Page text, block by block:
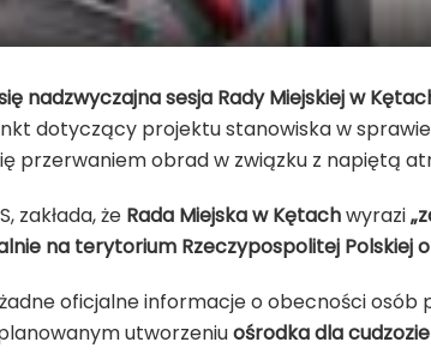
nadzwyczajna sesja Rady Miejskiej w
dotyczący projektu stanowiska w
przerwaniem obrad w związku z napiętą
zakłada, że Rada Miejska w Kętachwyrazi
na terytorium Rzeczypospolitej Polskiej
oficjalne informacje o obecności
planowanym utworzeniuośrodka dla